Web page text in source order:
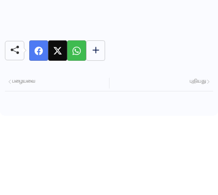
புதியது
பழையவை